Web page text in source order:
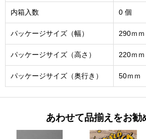
内箱入数 0 個
パッケージサイズ（幅） 290ｍｍ
パッケージサイズ（高さ） 220ｍｍ
パッケージサイズ（奥行き） 50ｍｍ
あわせて品揃えをお勧